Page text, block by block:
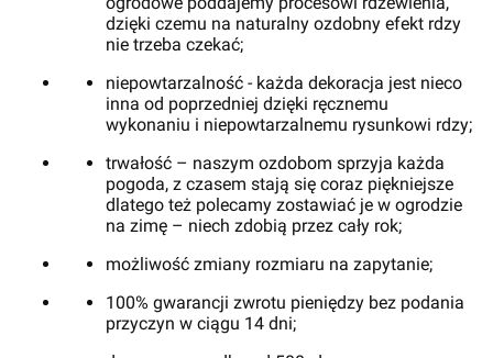
dzięki czemu na naturalny ozdobny efekt rdzy
nie trzeba czekać;
niepowtarzalność - każda dekoracja jest nieco
inna od poprzedniej dzięki ręcznemu
wykonaniu i niepowtarzalnemu rysunkowi rdzy;
trwałość – naszym ozdobom sprzyja każda
pogoda, z czasem stają się coraz piękniejsze
dlatego też polecamy zostawiać je w ogrodzie
na zimę – niech zdobią przez cały rok;
możliwość zmiany rozmiaru na zapytanie;
100% gwarancji zwrotu pieniędzy bez podania
przyczyn w ciągu 14 dni;